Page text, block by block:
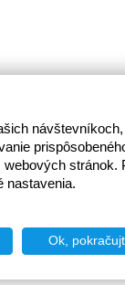
stránok.
nastavenia.
Ok,